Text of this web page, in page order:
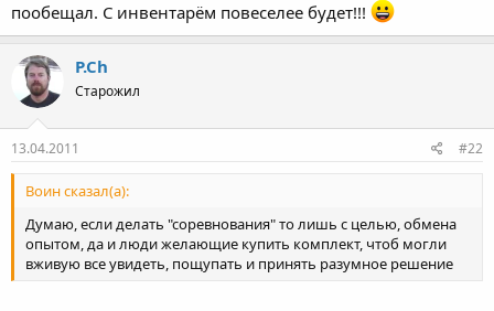
пообещал. С инвентарём повеселее будет!!!
P.Ch
Старожил
13.04.2011 #22
Воин сказал(а):
Думаю, если делать "соревнования" то лишь с целью, обмена
опытом, да и люди желающие купить комплект, чтоб могли
вживую все увидеть, пощупать и принять разумное решение